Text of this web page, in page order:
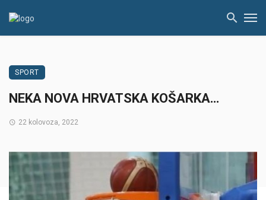
SPORT
NEKA NOVA HRVATSKA KOŠARKA…
22 kolovoza, 2022